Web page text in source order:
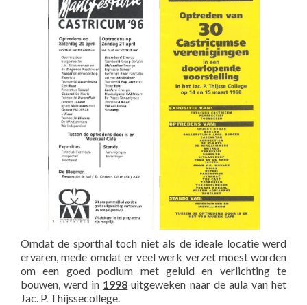
Omdat de sporthal toch niet als de ideale locatie werd
ervaren, mede omdat er veel werk verzet moest worden
om een goed podium met geluid en verlichting te
bouwen, werd in 1998 uitgeweken naar de aula van het
Jac. P. Thijssecollege.